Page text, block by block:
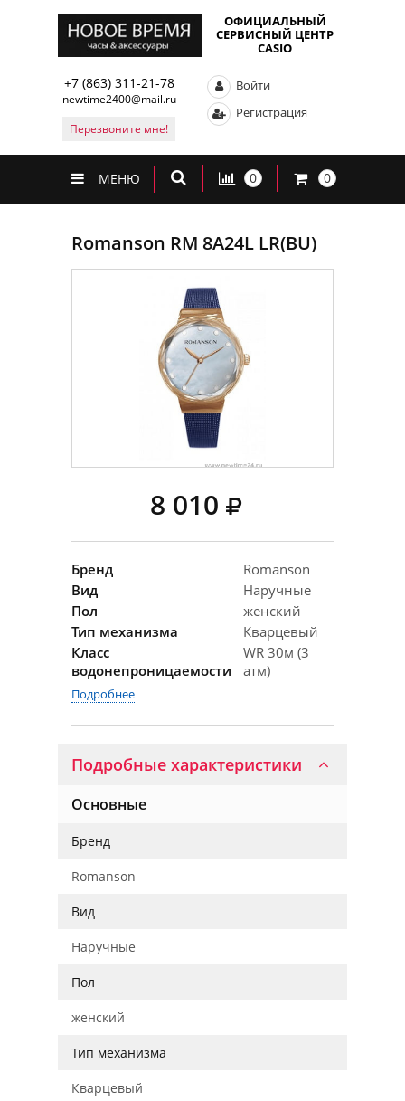
ОФИЦИАЛЬНЫЙ
СЕРВИСНЫЙ ЦЕНТР
CASIO
+7 (863) 311-21-78
newtime2400@mail.ru
Перезвоните мне!
Войти
Регистрация
МЕНЮ 0 0
Romanson RM 8A24L LR(BU)
8 010
Бренд
Romanson
Вид
Наручные
Пол
женский
Тип механизма
Кварцевый
Класс
водонепроницаемости
WR 30м (3
атм)
Подробнее
Подробные характеристики
Основные
Бренд
Romanson
Вид
Наручные
Пол
женский
Тип механизма
Кварцевый